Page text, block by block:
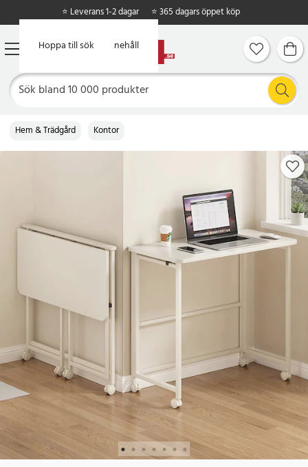
Hoppa till huvudinnehåll
Hoppa till sök
⭐ Leverans 1-2 dagar ⭐ 365 dagars öppet köp
Hem & Trädgård Kontor